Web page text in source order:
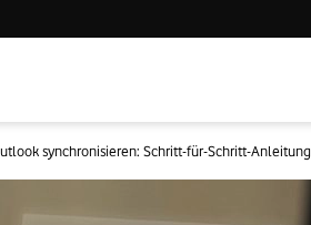
synchronisieren: Schritt-für-Schritt-Anleitung